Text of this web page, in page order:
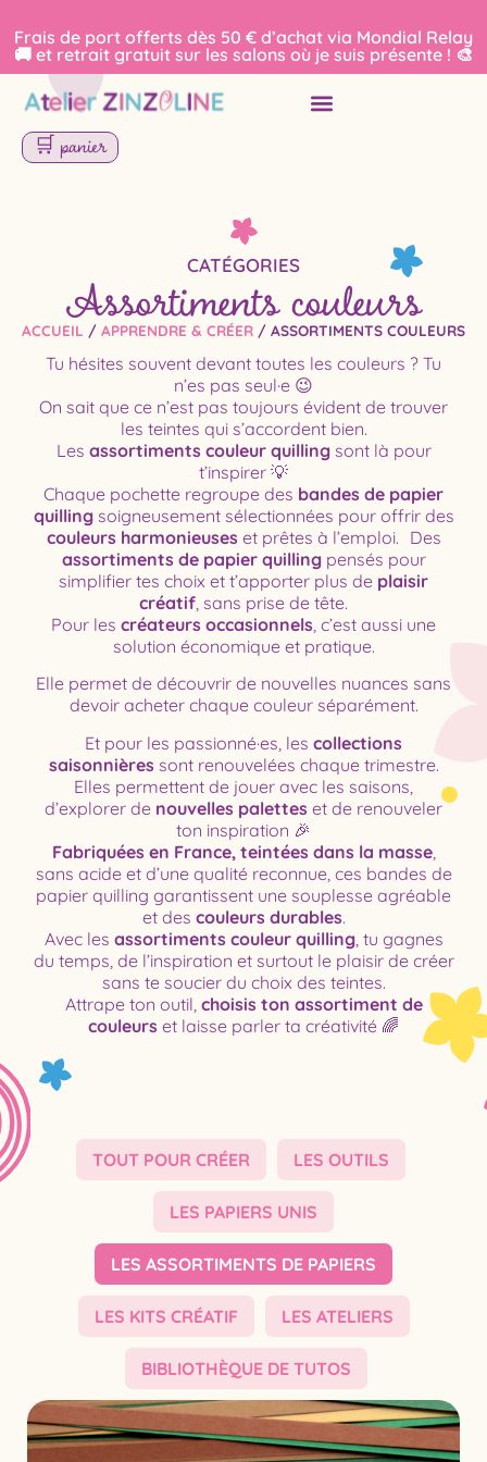
Frais de port offerts dès 50 € d’achat via Mondial Relay
🚚 et retrait gratuit sur les salons où je suis présente ! 🎨
🛒 panier
CATÉGORIES
Assortiments couleurs
ACCUEIL / APPRENDRE & CRÉER / ASSORTIMENTS COULEURS
Tu hésites souvent devant toutes les couleurs ? Tu
n’es pas seul·e 😉
On sait que ce n’est pas toujours évident de trouver
les teintes qui s’accordent bien.
Les assortiments couleur quillingsont là pour
t’inspirer 💡
Chaque pochette regroupe des bandes de papier
quillingsoigneusement sélectionnées pour offrir des
couleurs harmonieuseset prêtes à l’emploi. Des
assortiments de papier quillingpensés pour
simplifier tes choix et t’apporter plus de plaisir
créatif, sans prise de tête.
Pour les créateurs occasionnels, c’est aussi une
solution économique et pratique.
Elle permet de découvrir de nouvelles nuances sans
devoir acheter chaque couleur séparément.
Et pour les passionné·es, les collections
saisonnièressont renouvelées chaque trimestre.
Elles permettent de jouer avec les saisons,
d’explorer de nouvelles palettes et de renouveler
ton inspiration 🎉
Fabriquées en France, teintées dans la masse,
sans acide et d’une qualité reconnue, ces bandes de
papier quilling garantissent une souplesse agréable
et des couleurs durables.
Avec les assortiments couleur quilling, tu gagnes
du temps, de l’inspiration et surtout le plaisir de créer
sans te soucier du choix des teintes.
Attrape ton outil, choisis ton assortiment de
couleurs et laisse parler ta créativité 🌈
TOUT POUR CRÉER LES OUTILS
LES PAPIERS UNIS
LES ASSORTIMENTS DE PAPIERS
LES KITS CRÉATIF LES ATELIERS
BIBLIOTHÈQUE DE TUTOS